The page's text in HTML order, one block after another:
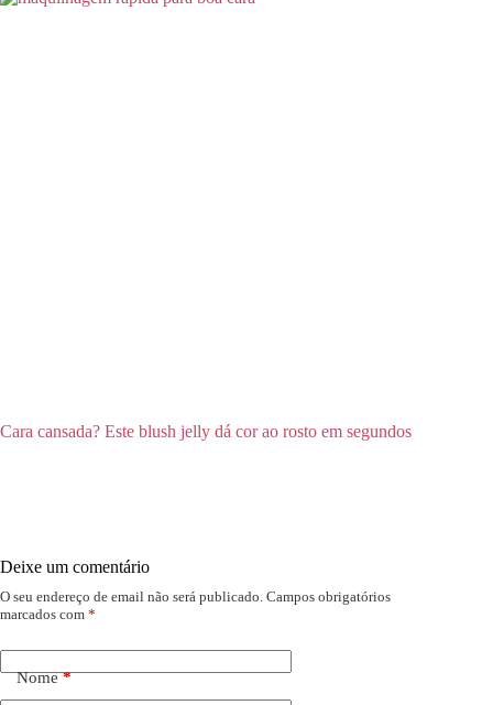
Cara cansada? Este blush jelly dá cor ao rosto em segundos
Deixe um comentário
O seu endereço de email não será publicado. Campos obrigatórios
marcados com *
Nome*